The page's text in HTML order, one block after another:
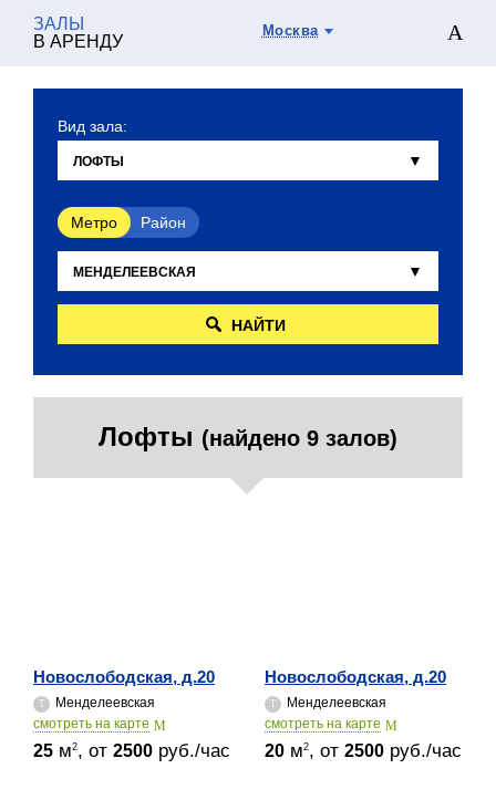
ЗАЛЫ
В АРЕНДУ
Москва
Вид зала:
Метро Район
НАЙТИ
Лофты (найдено 9 залов)
Новослободская, д.20
Менделеевская
cмотреть на карте
25 м2, от 2500 руб./час
Новослободская, д.20
Менделеевская
cмотреть на карте
20 м2, от 2500 руб./час